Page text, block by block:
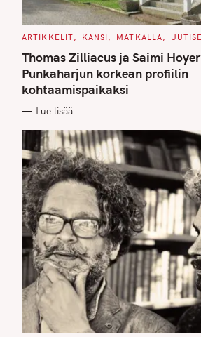
C
T
E
G
O
R
I
S
ARTIKKELIT KANSI MATKALLA
Thomas Zilliacus ja Saimi
Punkaharjun korkean profiilin
kohtaamispaikaksi
Lue lisää